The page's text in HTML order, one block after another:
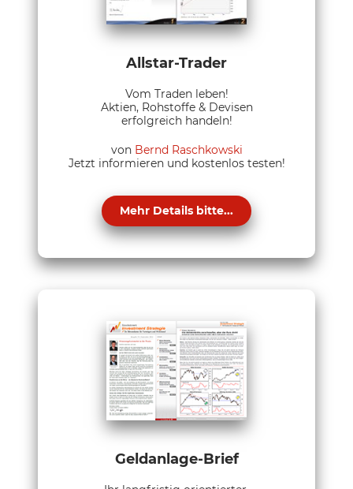
Allstar-Trader
Vom Traden leben!
Aktien, Rohstoffe & Devisen
erfolgreich handeln!
von Bernd Raschkowski
Jetzt informieren und kostenlos testen!
Mehr Details bitte...
Geldanlage-Brief